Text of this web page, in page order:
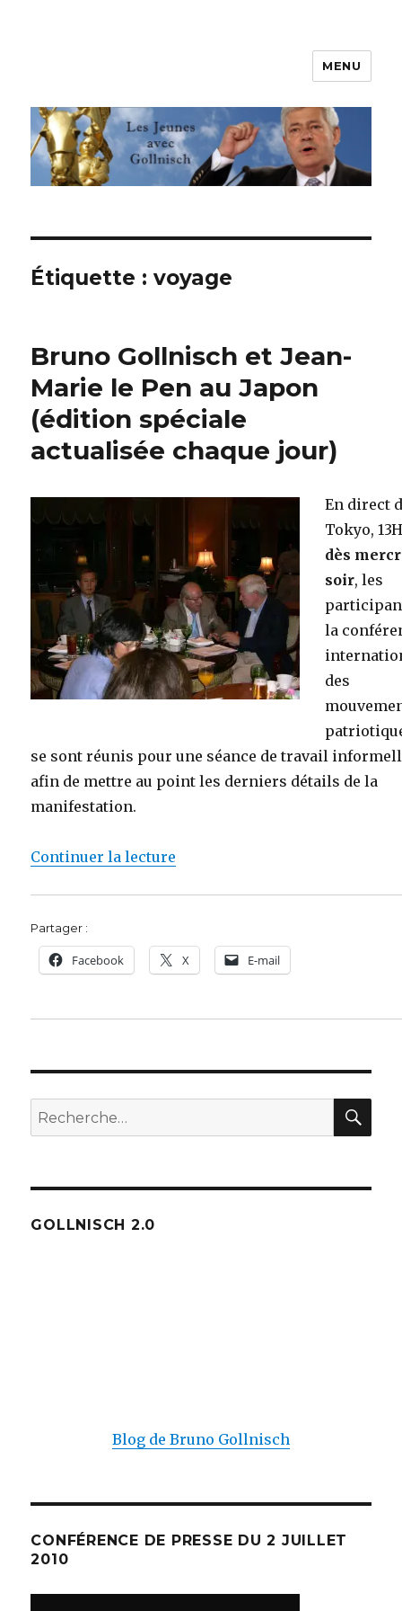
Les jeunes avec Gollnisch
MENU
Étiquette :voyage
Bruno Gollnisch et Jean-
Marie le Pen au Japon
(édition spéciale
actualisée chaque jour)
En direct
Tokyo,
dès
soir, les
la
des
se sont réunis pour une séance de travail
afin de mettre au point les derniers détails de la
manifestation.
Continuer la lecture
Partager :
Facebook X E-mail
Recherche
pour :
GOLLNISCH 2.0
Blog de Bruno Gollnisch
CONFÉRENCE DE PRESSE DU 2 JUILLET
2010